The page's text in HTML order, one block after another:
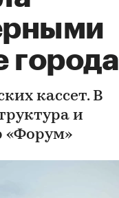
города
кассет. В
и
«Форум»